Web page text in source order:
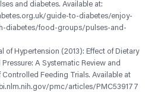
and diabetes. Available at:
guide-to-diabetes/enjoy-
diabetes/food-groups/pulses-and-
of Hypertension (2013): Effect of Dietary
A Systematic Review and
Controlled Feeding Trials. Available at
pmc/articles/PMC539177